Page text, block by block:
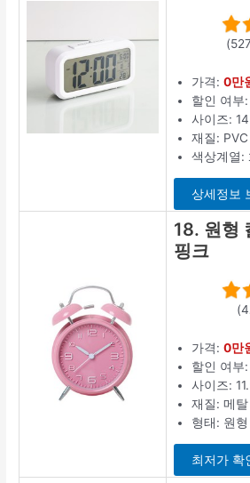
가격:0만
할인 여
사이즈:
재질: PVC
색상계열:
상세정보
18. 원형
핑크
가격:0만
할인 여
사이즈:
재질: 메
형태: 원형
최저가 확